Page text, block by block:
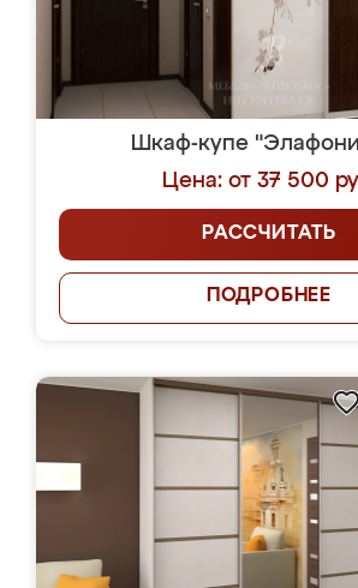
Шкаф-купе
Цена: от 37 500
РАССЧИТАТЬ
ПОДРОБНЕЕ